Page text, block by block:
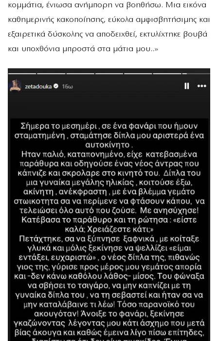
κομμάτια, ένιωσα ανήμπορη να βοηθήσω. Μια εικόνα
καθημερινής κακοποίησης, εύκολα αμφισβητήσιμης και
εξαιρετικά δύσκολης να αποδειχθεί, εκτυλίχτηκε βουβά
και υποχθόνια μπροστά στα μάτια μου..»